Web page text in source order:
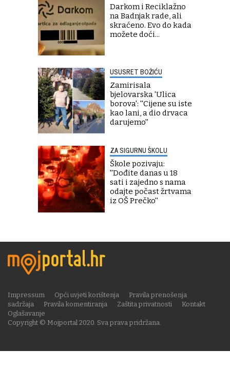
Darkom i Reciklažno
na Badnjak rade, ali
skraćeno. Evo do kada
možete doći...
USUSRET BOŽIĆU
Zamirisala
bjelovarska 'Ulica
borova': ''Cijene su iste
kao lani, a dio drvaca
darujemo''
ZA SIGURNU ŠKOLU
Škole pozivaju:
''Dođite danas u 18
sati i zajedno s nama
odajte počast žrtvama
iz OŠ Prečko''
Copyright © Mojportal 2020. Sva prava pridržana.
Impressum Opći uvjeti korištenja
Pravila prenošenja
sadržaja
Pravila komentiranja Zaštita privatnosti
Kontakt
Oglašavanje